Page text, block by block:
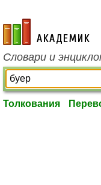
academic.ru
Словари и
Толкования